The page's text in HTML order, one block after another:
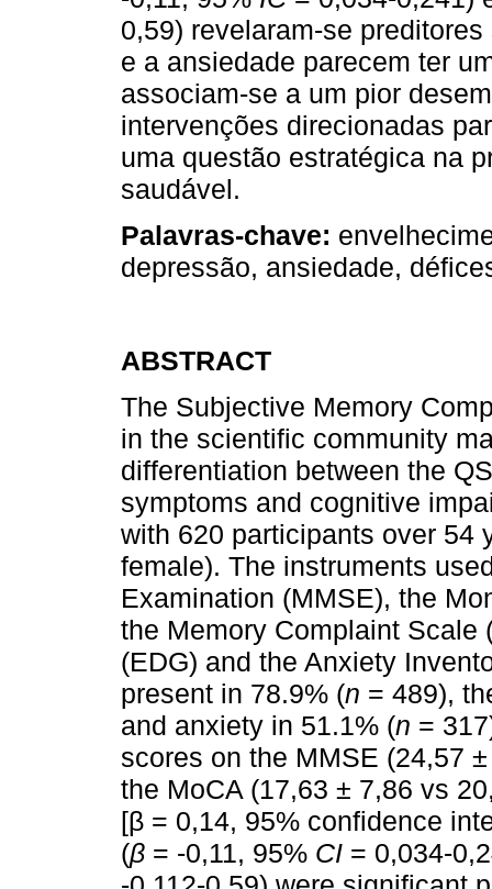
0,59) revelaram-se
e a ansiedade parecem ter
associam-se a um pior
intervenções direcionadas
uma questão estratégica na
saudável.
Palavras-chave:
depressão, ansiedade,
ABSTRACT
The Subjective Memory
in the scientific community
differentiation between the
symptoms and cognitive
with 620 participants over 54
female). The instruments
Examination (MMSE), the
the Memory Complaint Scale
(EDG) and the Anxiety
present in 78.9% (n = 489),
and anxiety in 51.1% (n =
scores on the MMSE (24,57
the MoCA (17,63 ± 7,86 vs
[β = 0,14, 95% confidence
(β = -0,11, 95% CI = 0,034-